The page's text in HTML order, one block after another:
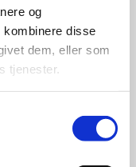
og
kombinere disse
dem, eller som
tjenester.